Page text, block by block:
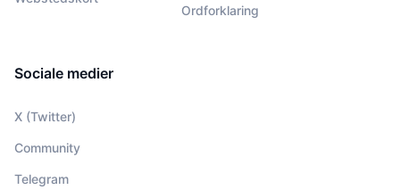
Ordforklaring
Sociale medier
X (Twitter)
Community
Telegram